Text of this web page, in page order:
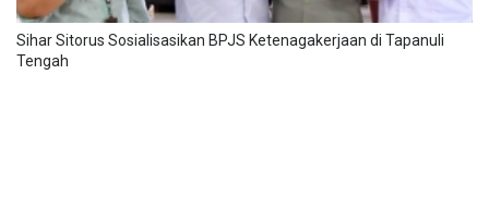
Sihar Sitorus Sosialisasikan BPJS Ketenagakerjaan di Tapanuli
Tengah